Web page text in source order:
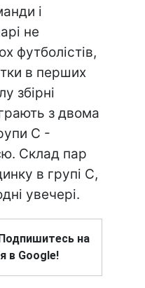
і
не
футболістів,
в перших
збірні
з двома
С -
Склад пар
в групі С,
увечері.
на
в Google!